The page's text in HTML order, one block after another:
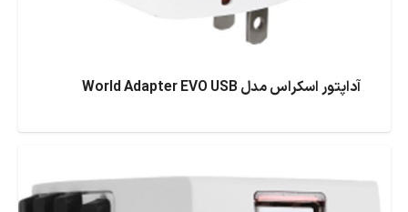
آداپتور اسکراس مدل World Adapter EVO USB